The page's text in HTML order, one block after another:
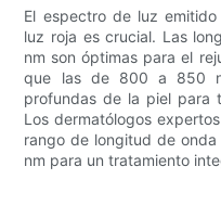
El espectro de luz
luz roja es crucial. Las
nm son óptimas para el
que las de 800 a 850
profundas de la piel para
Los dermatólogos
rango de longitud de
nm para un tratamiento